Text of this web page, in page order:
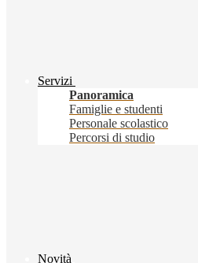
Servizi
Panoramica
Famiglie e studenti
Personale scolastico
Percorsi di studio
Novità